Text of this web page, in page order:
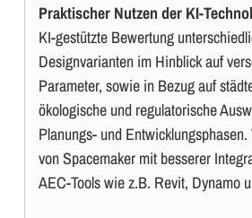
Praktischer Nutzen der KI-
KI-gestützte Bewertung
Designvarianten im Hinblick auf
Parameter, sowie in Bezug auf
ökologische und regulatorische
Planungs- und
von Spacemaker mit besserer
AEC-Tools wie z.B. Revit, Dynamo